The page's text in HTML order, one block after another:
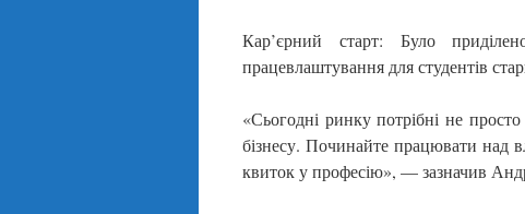
Кар’єрний старт: Було
працевлаштування для студентів
«Сьогодні ринку потрібні не
бізнесу. Починайте працювати
квиток у професію», — зазначив